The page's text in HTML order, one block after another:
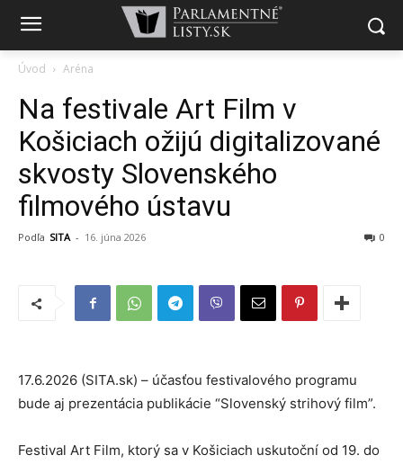
Úvod Aréna
Na festivale Art Film v
Košiciach ožijú digitalizované
skvosty Slovenského
filmového ústavu
Podľa SITA - 16. júna 2026 0
17.6.2026 (SITA.sk) – účasťou festivalového programu
bude aj prezentácia publikácie “Slovenský strihový film”.
Festival Art Film, ktorý sa v Košiciach uskutoční od 19. do